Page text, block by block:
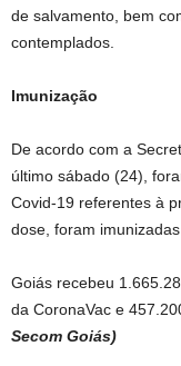
de salvamento, bem
contemplados.
Imunização
De acordo com a
último sábado (24),
Covid-19 referentes à
dose, foram
Goiás recebeu
da CoronaVac e
Secom Goiás)